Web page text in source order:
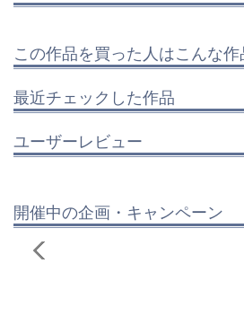
この作品を買った人はこんな
最近チェックした作品
ユーザーレビュー
開催中の企画・キャンペーン